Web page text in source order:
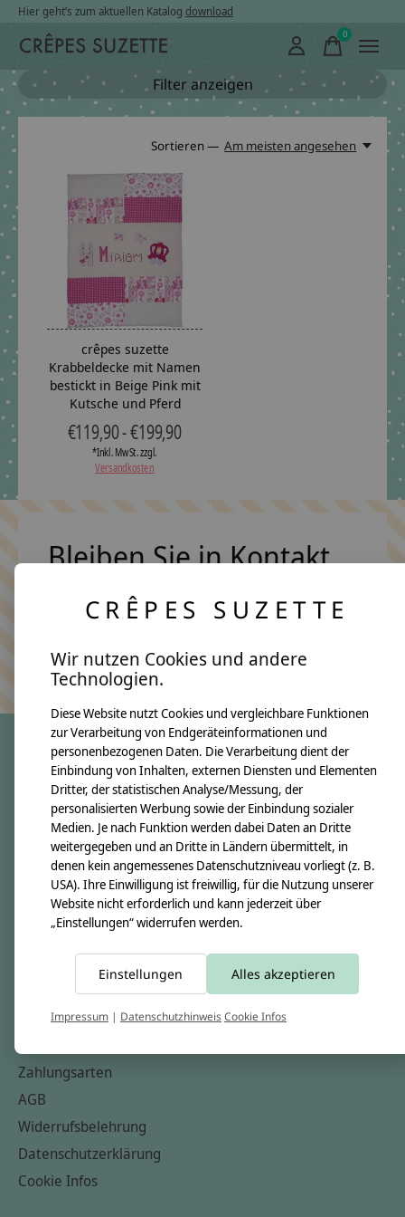
Hier geht’s zum aktuellen Katalog download
0items
Filter anzeigen
Sortieren — Am meisten angesehen
crêpes suzette
Krabbeldecke mit Namen
bestickt in Beige Pink mit
Kutsche und Pferd
€119,90 - €199,90
*Inkl. MwSt. zzgl.
Versandkosten
Bleiben Sie in Kontakt
Keine Sorge, wir übertreiben es nicht
crêpes suzette
Über uns
Unsere Creppies
Nähkästchen
Unsere Stoffe
Impressum
Informationen
Kontakt
Zahlungsarten
AGB
Widerrufsbelehrung
Datenschutzerklärung
Cookie Infos
CRÊPES SUZETTE
Wir nutzen Cookies und andere
Technologien.
Diese Website nutzt Cookies und vergleichbare Funktionen
zur Verarbeitung von Endgeräteinformationen und
personenbezogenen Daten. Die Verarbeitung dient der
Einbindung von Inhalten, externen Diensten und Elementen
Dritter, der statistischen Analyse/Messung, der
personalisierten Werbung sowie der Einbindung sozialer
Medien. Je nach Funktion werden dabei Daten an Dritte
weitergegeben und an Dritte in Ländern übermittelt, in
denen kein angemessenes Datenschutzniveau vorliegt (z. B.
USA). Ihre Einwilligung ist freiwillig, für die Nutzung unserer
Website nicht erforderlich und kann jederzeit über
„Einstellungen“ widerrufen werden.
Einstellungen Alles akzeptieren
Impressum | DatenschutzhinweisCookie Infos